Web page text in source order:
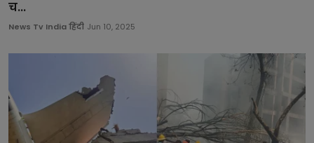
च...
News Tv India हिंदी Jun 10, 2025